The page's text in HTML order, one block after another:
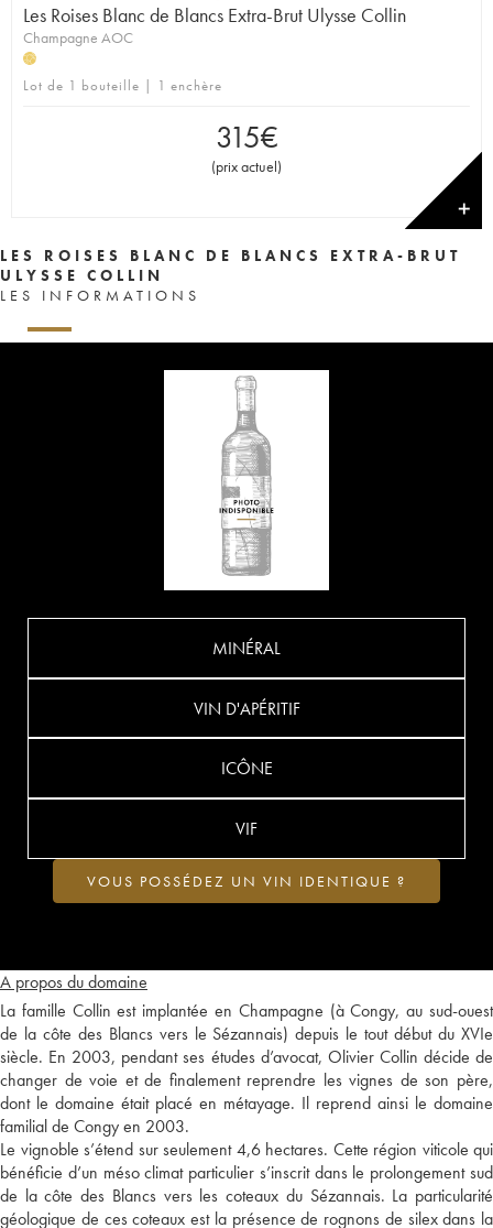
Les Roises Blanc de Blancs Extra-Brut Ulysse Collin
Champagne AOC
H
Lot de 1 bouteille | 1 enchère
315€
(prix actuel)
✕
LES ROISES BLANC DE BLANCS EXTRA-BRUT
ULYSSE COLLIN
LES INFORMATIONS
A propos du domaine
La famille Collin est implantée en Champagne (à Congy, au sud-ouest
de la côte des Blancs vers le Sézannais) depuis le tout début du XVIe
siècle. En 2003, pendant ses études d’avocat, Olivier Collin décide de
changer de voie et de finalement reprendre les vignes de son père,
dont le domaine était placé en métayage. Il reprend ainsi le domaine
familial de Congy en 2003.
Le vignoble s’étend sur seulement 4,6 hectares. Cette région viticole qui
bénéficie d’un méso climat particulier s’inscrit dans le prolongement sud
de la côte des Blancs vers les coteaux du Sézannais. La particularité
géologique de ces coteaux est la présence de rognons de silex dans la
MINÉRAL
VIN D'APÉRITIF
ICÔNE
VIF
VOUS POSSÉDEZ UN VIN IDENTIQUE ?